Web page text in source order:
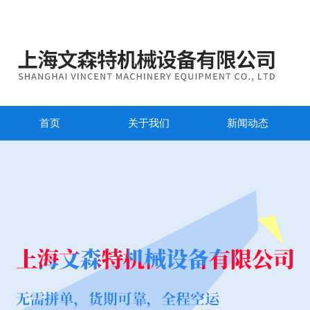
首页 关于我们 新闻动态